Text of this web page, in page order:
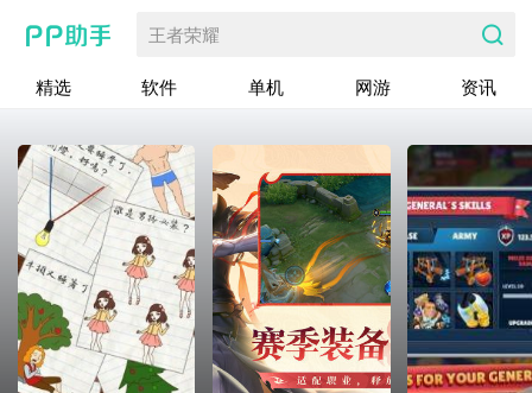
王者荣耀
精选 软件 单机 网游 资讯